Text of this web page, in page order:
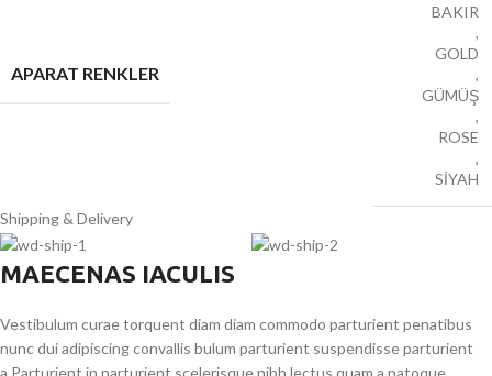
APARAT RENKLER
BAKIR
,
GOLD
,
GÜMÜŞ
,
ROSE
,
SİYAH
Shipping & Delivery
MAECENAS IACULIS
Vestibulum curae torquent diam diam commodo parturient penatibus
nunc dui adipiscing convallis bulum parturient suspendisse parturient
a.Parturient in parturient scelerisque nibh lectus quam a natoque